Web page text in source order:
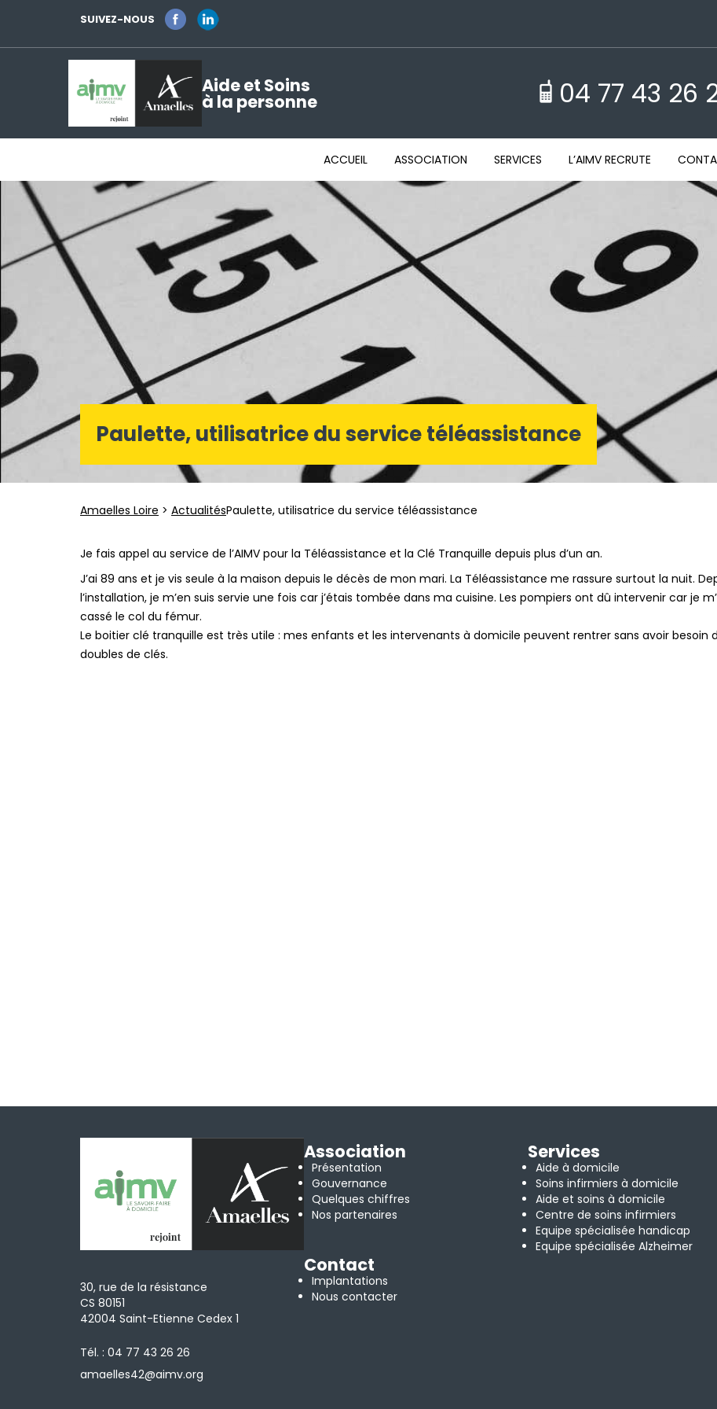
SUIVEZ-NOUS
Aide et Soins
à la personne 04 77 43 26
ACCUEIL ASSOCIATION SERVICES L’AIMV RECRUTE
Paulette, utilisatrice du service téléassistance
Amaelles Loire > ActualitésPaulette, utilisatrice du service téléassistance
Je fais appel au service de l’AIMV pour la Téléassistance et la Clé Tranquille depuis plus d’un an.
J’ai 89 ans et je vis seule à la maison depuis le décès de mon mari. La Téléassistance me rassure surtout la nuit.
l’installation, je m’en suis servie une fois car j’étais tombée dans ma cuisine. Les pompiers ont dû intervenir car je
cassé le col du fémur.
Le boitier clé tranquille est très utile : mes enfants et les intervenants à domicile peuvent rentrer sans avoir besoin
doubles de clés.
30, rue de la résistance
CS 80151
42004 Saint-Etienne Cedex 1
Tél. : 04 77 43 26 26
amaelles42@aimv.org
Association
Présentation
Gouvernance
Quelques chiffres
Nos partenaires
Contact
Implantations
Nous contacter
Services
Aide à domicile
Soins infirmiers à domicile
Aide et soins à domicile
Centre de soins infirmiers
Equipe spécialisée handicap
Equipe spécialisée Alzheimer